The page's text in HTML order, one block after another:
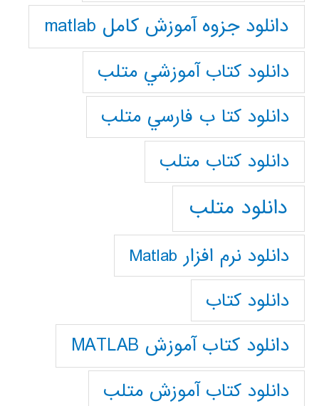
دانلود جزوه آموزش کامل matlab
دانلود كتاب آموزشي متلب
دانلود كتا ب فارسي متلب
دانلود كتاب متلب
دانلود متلب
دانلود نرم افزار Matlab
دانلود کتاب
دانلود کتاب آموزش MATLAB
دانلود کتاب آموزش متلب